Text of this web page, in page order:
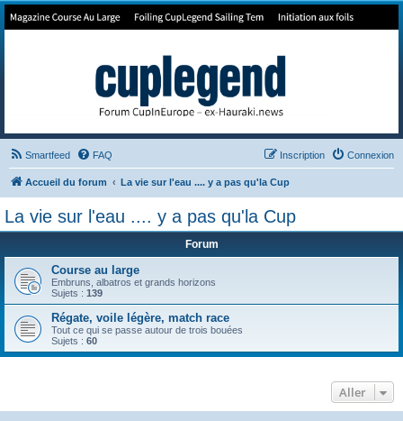
Forum de Cup In Europe
Smartfeed FAQ Connexion
Inscription
Accueil du forum La vie sur l'eau .... y a pas qu'la Cup
La vie sur l'eau .... y a pas qu'la Cup
Forum
Course au large
Embruns, albatros et grands horizons
Sujets : 139
Régate, voile légère, match race
Tout ce qui se passe autour de trois bouées
Sujets : 60
Aller